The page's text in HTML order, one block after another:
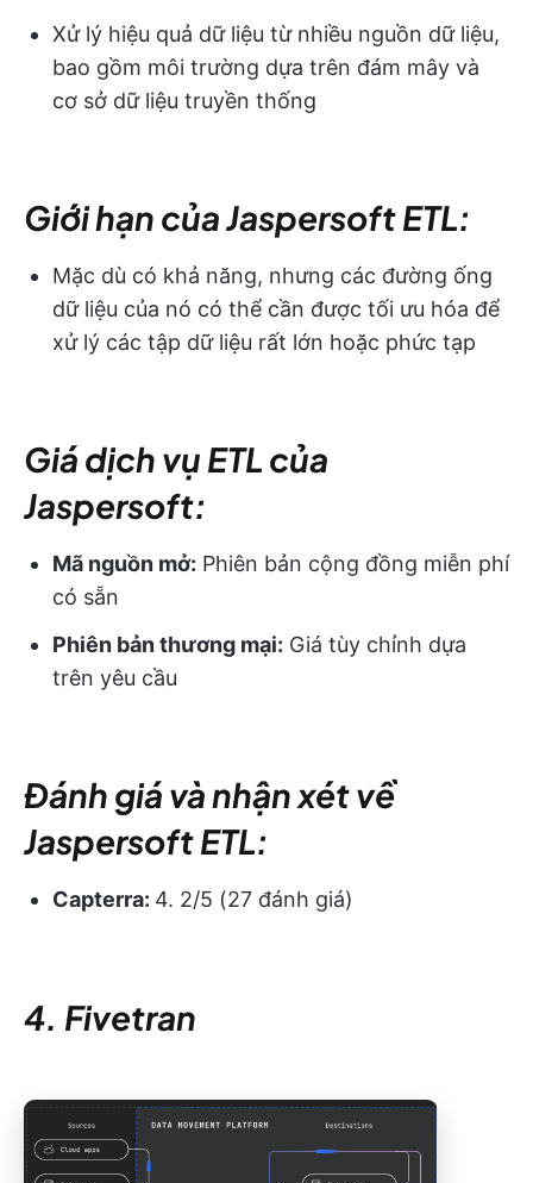
Xử lý hiệu quả dữ liệu từ nhiều nguồn dữ liệu,
bao gồm môi trường dựa trên đám mây và
cơ sở dữ liệu truyền thống
Giới hạn của Jaspersoft ETL:
Mặc dù có khả năng, nhưng các đường ống
dữ liệu của nó có thể cần được tối ưu hóa để
xử lý các tập dữ liệu rất lớn hoặc phức tạp
Giá dịch vụ ETL của
Jaspersoft:
Mã nguồn mở: Phiên bản cộng đồng miễn phí
có sẵn
Phiên bản thương mại: Giá tùy chỉnh dựa
trên yêu cầu
Đánh giá và nhận xét về
Jaspersoft ETL:
Capterra: 4. 2/5 (27 đánh giá)
4. Fivetran